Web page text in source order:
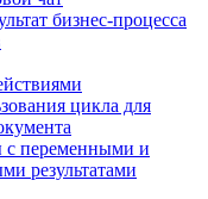
бизнес-процесса
цикла для
с переменными и
результатами